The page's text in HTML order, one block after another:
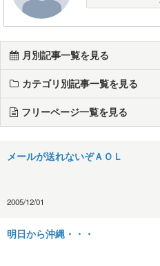
月別記事一覧を見る
カテゴリ別記事一覧を見る
フリーページ一覧を見る
メールが送れないぞＡＯＬ
2005/12/01
明日から沖縄・・・